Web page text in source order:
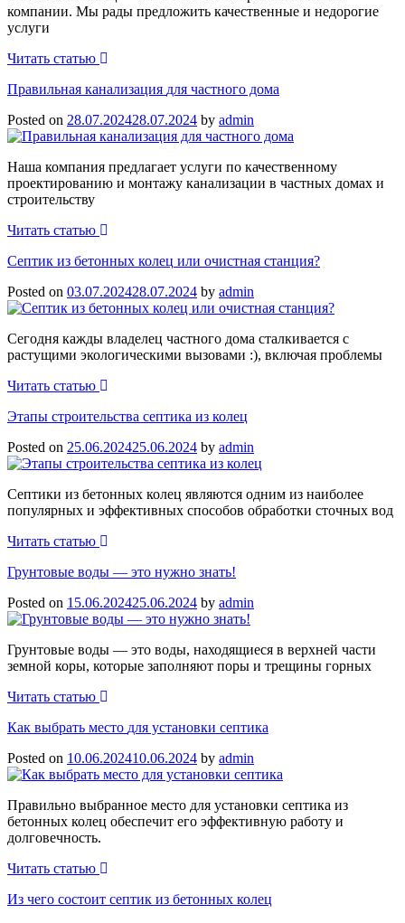
компании. Мы рады предложить качественные и недорогие
услуги
Читать статью
Правильная канализация для частного дома
Posted on 28.07.202428.07.2024 by admin
Наша компания предлагает услуги по качественному
проектированию и монтажу канализации в частных домах и
строительству
Читать статью
Септик из бетонных колец или очистная станция?
Posted on 03.07.202428.07.2024 by admin
Сегодня кажды владелец частного дома сталкивается с
растущими экологическими вызовами :), включая проблемы
Читать статью
Этапы строительства септика из колец
Posted on 25.06.202425.06.2024 by admin
Септики из бетонных колец являются одним из наиболее
популярных и эффективных способов обработки сточных вод
Читать статью
Грунтовые воды — это нужно знать!
Posted on 15.06.202425.06.2024 by admin
Грунтовые воды — это воды, находящиеся в верхней части
земной коры, которые заполняют поры и трещины горных
Читать статью
Как выбрать место для установки септика
Posted on 10.06.202410.06.2024 by admin
Правильно выбранное место для установки септика из
бетонных колец обеспечит его эффективную работу и
долговечность.
Читать статью
Из чего состоит септик из бетонных колец